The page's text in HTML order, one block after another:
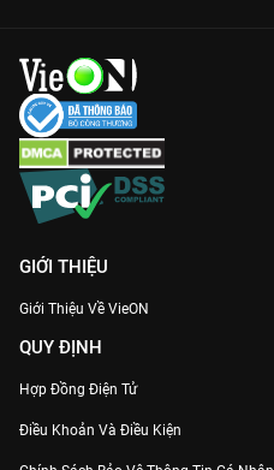
GIỚI THIỆU
Giới Thiệu Về VieON
QUY ĐỊNH
Hợp Đồng Điện Tử
Điều Khoản Và Điều Kiện